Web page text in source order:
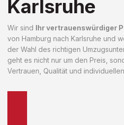
Karlsruhe
Wir sind Ihr vertrauenswürdiger
von Hamburg nach Karlsruhe und
der Wahl des richtigen
geht es nicht nur um den Preis,
Vertrauen, Qualität und